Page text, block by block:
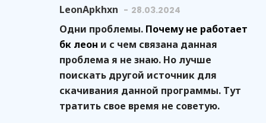
LeonApkhxn 28.03.2024
Одни проблемы. Почему не работает
бк леон и с чем связана данная
проблема я не знаю. Но лучше
поискать другой источник для
скачивания данной программы. Тут
тратить свое время не советую.